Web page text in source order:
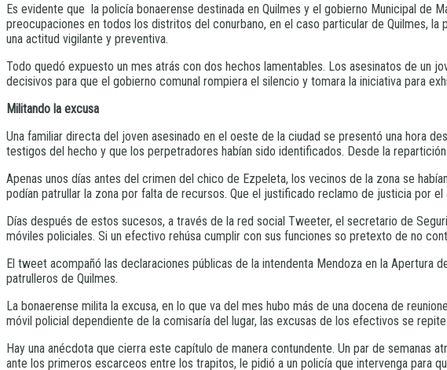
Es evidente que la policía bonaerense destinada en Quilmes y el gobierno Municipal de
preocupaciones en todos los distritos del conurbano, en el caso particular de Quilmes,
una actitud vigilante y preventiva.
Todo quedó expuesto un mes atrás con dos hechos lamentables. Los asesinatos de un
decisivos para que el gobierno comunal rompiera el silencio y tomara la iniciativa para
Militando la excusa
Una familiar directa del joven asesinado en el oeste de la ciudad se presentó una hora
testigos del hecho y que los perpetradores habían sido identificados. Desde la
Apenas unos días antes del crimen del chico de Ezpeleta, los vecinos de la zona se
podían patrullar la zona por falta de recursos. Que el justificado reclamo de justicia por
Días después de estos sucesos, a través de la red social Tweeter, el secretario de
móviles policiales. Si un efectivo rehúsa cumplir con sus funciones so pretexto de no
El tweet acompañó las declaraciones públicas de la intendenta Mendoza en la Apertura
patrulleros de Quilmes.
La bonaerense milita la excusa, en lo que va del mes hubo más de una docena de
móvil policial dependiente de la comisaría del lugar, las excusas de los efectivos se
Hay una anécdota que cierra este capítulo de manera contundente. Un par de semanas
ante los primeros escarceos entre los trapitos, le pidió a un policía que intervenga para